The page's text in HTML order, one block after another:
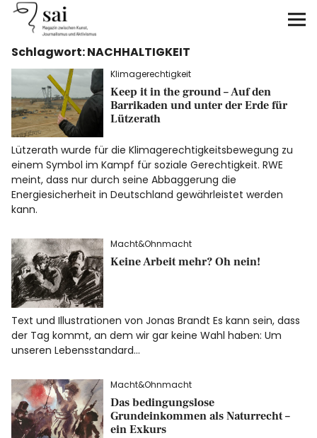
sai
Unterstützen
Klimagerechtigkeit
Antirassismus
Feminismen
Kunst&Literatur
Generation XYZ
Über uns
FacebookInstagram
Schlagwort:NACHHALTIGKEIT
Klimagerechtigkeit
Keep it in the ground – Auf den
Barrikaden und unter der Erde für
Lützerath
Lützerath wurde für die Klimagerechtigkeitsbewegung zu
einem Symbol im Kampf für soziale Gerechtigkeit. RWE
meint, dass nur durch seine Abbaggerung die
Energiesicherheit in Deutschland gewährleistet werden
kann.
Macht&Ohnmacht
Keine Arbeit mehr? Oh nein!
Text und Illustrationen von Jonas Brandt Es kann sein, dass
der Tag kommt, an dem wir gar keine Wahl haben: Um
unseren Lebensstandard…
Macht&Ohnmacht
Das bedingungslose
Grundeinkommen als Naturrecht –
ein Exkurs